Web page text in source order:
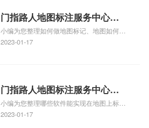
情可查看下方正文！
门指路人地图标注服务中心如
何做花小猪打车地图位置标
记？门指路人地图标注服务中
小编为您整理如何做地图标记、地图如何做
标记、so搜街景中如何做标记、360e启花贷
关地图标注知识，详情可查看下方正文！
2023-01-17
门指路人地图标注服务中心地
图位置地址标记？门指路人地
图标注服务中心苹果地图位置
小编为您整理哪些软件能实现在地图上标记
门指路人地图标注服务中心位置、门指路人
2023-01-17